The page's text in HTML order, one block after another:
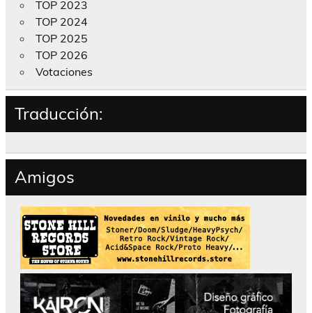
TOP 2023
TOP 2024
TOP 2025
TOP 2026
Votaciones
Traducción:
Amigos